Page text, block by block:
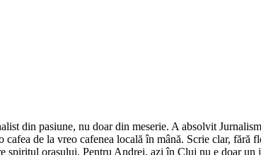
din pasiune, nu doar din meserie. A absolvit
de la vreo cafenea locală în mână. Scrie clar,
spiritul orașului. Pentru Andrei, azi în Cluj nu e doar